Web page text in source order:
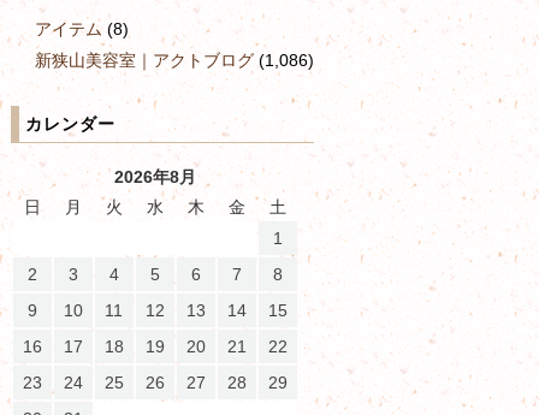
アイテム(8)
新狭山美容室｜アクトブログ(1,086)
カレンダー
2026年8月
日
月 火 水 木 金
土
1
2
3 4 5 6 7
8
9
10 11 12 13 14
15
16
17 18 19 20 21
22
23
24 25 26 27 28
29